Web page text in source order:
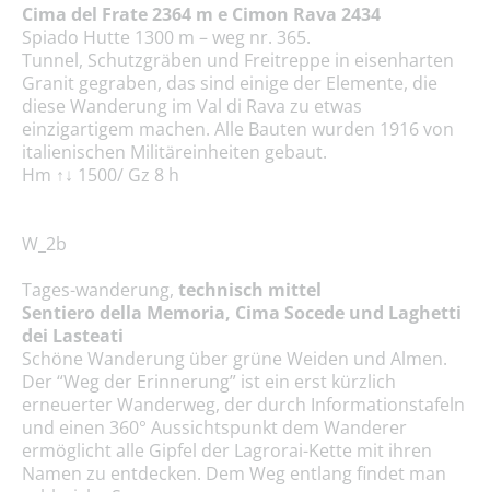
Cima del Frate 2364 m e Cimon Rava 2434
Spiado Hutte 1300 m – weg nr. 365.
Tunnel, Schutzgräben und Freitreppe in eisenharten
Granit gegraben, das sind einige der Elemente, die
diese Wanderung im Val di Rava zu etwas
einzigartigem machen. Alle Bauten wurden 1916 von
italienischen Militäreinheiten gebaut.
Hm ↑↓ 1500/ Gz 8 h
W_2b
Tages-wanderung, technisch mittel
Sentiero della Memoria, Cima Socede und Laghetti
dei Lasteati
Schöne Wanderung über grüne Weiden und Almen.
Der “Weg der Erinnerung” ist ein erst kürzlich
erneuerter Wanderweg, der durch Informationstafeln
und einen 360° Aussichtspunkt dem Wanderer
ermöglicht alle Gipfel der Lagrorai-Kette mit ihren
Namen zu entdecken. Dem Weg entlang findet man